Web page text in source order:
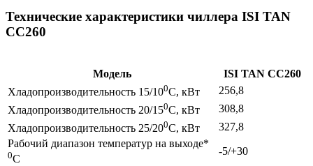
Технические характеристики чиллера ISI TAN
CC260
Модель
ISI TAN CC260
Хладопроизводительность 15/100C, кВт
256,8
Хладопроизводительность 20/150C, кВт
308,8
Хладопроизводительность 25/200C, кВт
327,8
Рабочий диапазон температур на выходе*
0C
-5/+30